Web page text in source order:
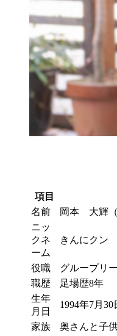
項目
名前
岡本 大輝
ニッ
クネ
ーム
きんにクン
役職
グループリ
職歴
足場歴8年
生年
月日
1994年7月30
家族
奥さんと子